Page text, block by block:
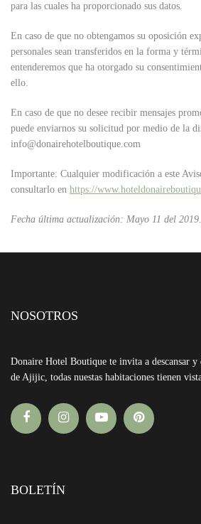
para las cuales ha proporcionado sus datos.
En caso de que no obtengamos su oposición
personales sean transferidos en la forma y
entenderemos que ha otorgado su
ello.
En caso de que no desee recibir mensajes
puede enviarnos su solicitud por medio de la
info@donairehotelboutique.com
Importante: Cualquier modificación a este
consultarlo en https://
Fecha última actualización: Mayo 11 del 2019.
NOSOTROS
Donaire Hotel Boutique te invita a descansar
de Ajijic, todas nuestas habitaciones tienen
BOLETÍN